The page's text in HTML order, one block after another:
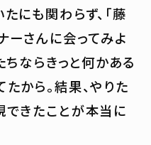
にも関わらず、「藤
ーさんに会ってみよ
ちならきっと何かある
から。結果、やりた
できたことが本当に